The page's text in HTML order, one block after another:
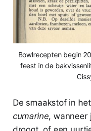
Bowlrecepten begin
feest in de
De smaakstof in
cumarine, wanneer